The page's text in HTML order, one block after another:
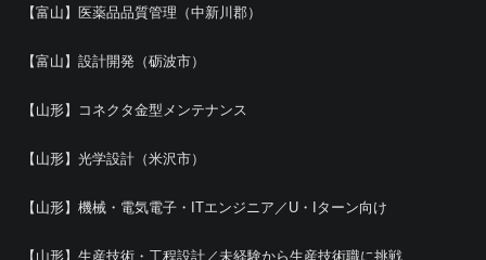
【富山】医薬品品質管理（中新川郡）
【富山】設計開発（砺波市）
【山形】コネクタ金型メンテナンス
【山形】光学設計（米沢市）
【山形】機械・電気電子・ITエンジニア／U・Iターン向け
【山形】生産技術・工程設計／未経験から生産技術職に挑戦